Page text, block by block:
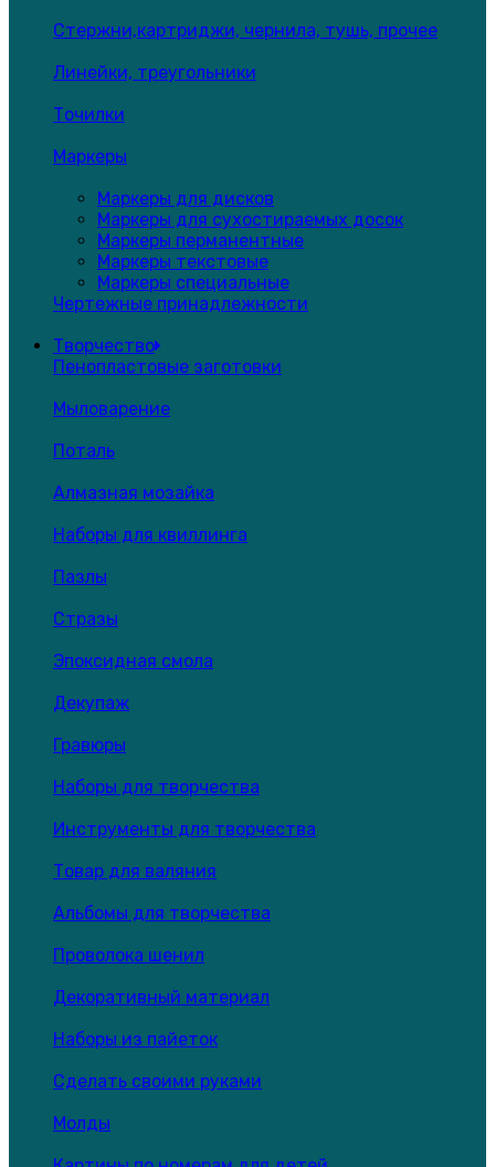
Стержни,картриджи, чернила, тушь, прочее
Линейки, треугольники
Точилки
Маркеры
Маркеры для дисков
Маркеры для сухостираемых досок
Маркеры перманентные
Маркеры текстовые
Маркеры специальные
Чертежные принадлежности
Творчество
Пенопластовые заготовки
Мыловарение
Поталь
Алмазная мозайка
Наборы для квиллинга
Пазлы
Стразы
Эпоксидная смола
Декупаж
Гравюры
Наборы для творчества
Инструменты для творчества
Товар для валяния
Альбомы для творчества
Проволока шенил
Декоративный материал
Наборы из пайеток
Сделать своими руками
Молды